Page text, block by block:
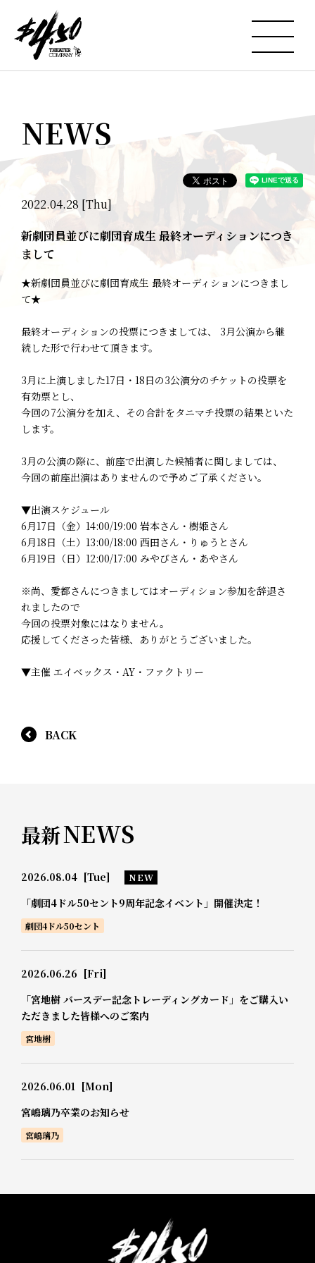
NEWS
2022.04.28 [Thu]
新劇団員並びに劇団育成生 最終オーディションにつき
まして
★新劇団員並びに劇団育成生 最終オーディションにつきまし
て★
最終オーディションの投票につきましては、 3月公演から継
続した形で行わせて頂きます。
3月に上演しました17日・18日の3公演分のチケットの投票を
有効票とし、
今回の7公演分を加え、その合計をタニマチ投票の結果といた
します。
3月の公演の際に、前座で出演した候補者に関しましては、
今回の前座出演はありませんので予めご了承ください。
▼出演スケジュール
6月17日（金）14:00/19:00 岩本さん・樹姫さん
6月18日（土）13:00/18:00 西田さん・りゅうとさん
6月19日（日）12:00/17:00 みやびさん・あやさん
※尚、愛都さんにつきましてはオーディション参加を辞退さ
れましたので
今回の投票対象にはなりません。
応援してくださった皆様、ありがとうございました。
▼主催 エイベックス・AY・ファクトリー
BACK
最新NEWS
2026.08.04 [Tue] NEW
「劇団4ドル50セント9周年記念イベント」開催決定！
劇団4ドル50セント
2026.06.26 [Fri]
「宮地樹 バースデー記念トレーディングカード」をご購入い
ただきました皆様へのご案内
宮地樹
2026.06.01 [Mon]
宮嶋璃乃卒業のお知らせ
宮嶋璃乃